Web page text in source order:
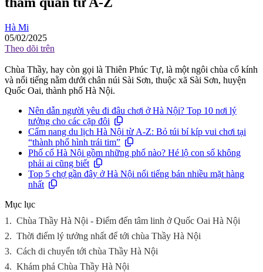
Hà Mi
05/02/2025
Theo dõi trên
Chùa Thầy, hay còn gọi là Thiên Phúc Tự, là một ngôi chùa cổ kính
và nổi tiếng nằm dưới chân núi Sài Sơn, thuộc xã Sài Sơn, huyện
Quốc Oai, thành phố Hà Nội.
Nên dẫn người yêu đi đâu chơi ở Hà Nội? Top 10 nơi lý
tưởng cho các cặp đôi
Cẩm nang du lịch Hà Nội từ A-Z: Bỏ túi bí kíp vui chơi tại
“thành phố hình trái tim”
Phố cổ Hà Nội gồm những phố nào? Hé lộ con số không
phải ai cũng biết
Top 5 chợ gần đây ở Hà Nội nổi tiếng bán nhiều mặt hàng
nhất
Mục lục
1. Chùa Thầy Hà Nội - Điểm đến tâm linh ở Quốc Oai Hà Nội
2. Thời điểm lý tưởng nhất để tới chùa Thầy Hà Nội
3. Cách di chuyển tới chùa Thầy Hà Nội
4. Khám phá Chùa Thầy Hà Nội